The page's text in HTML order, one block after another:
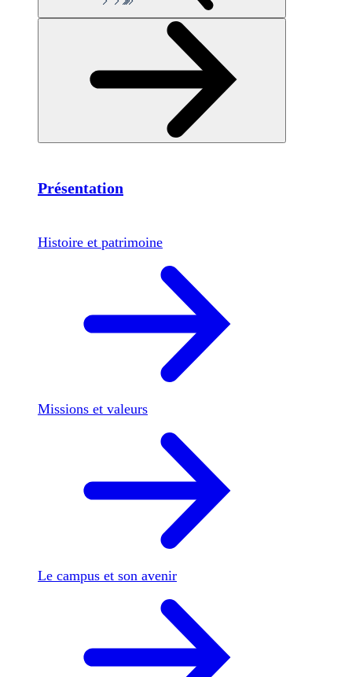
Présentation
Histoire et patrimoine
Missions et valeurs
Le campus et son avenir